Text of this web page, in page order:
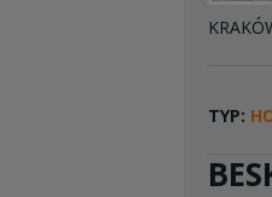
TYP: